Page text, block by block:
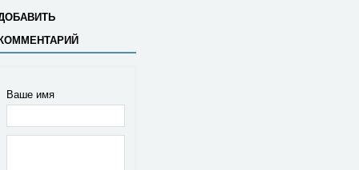
Ваше имя